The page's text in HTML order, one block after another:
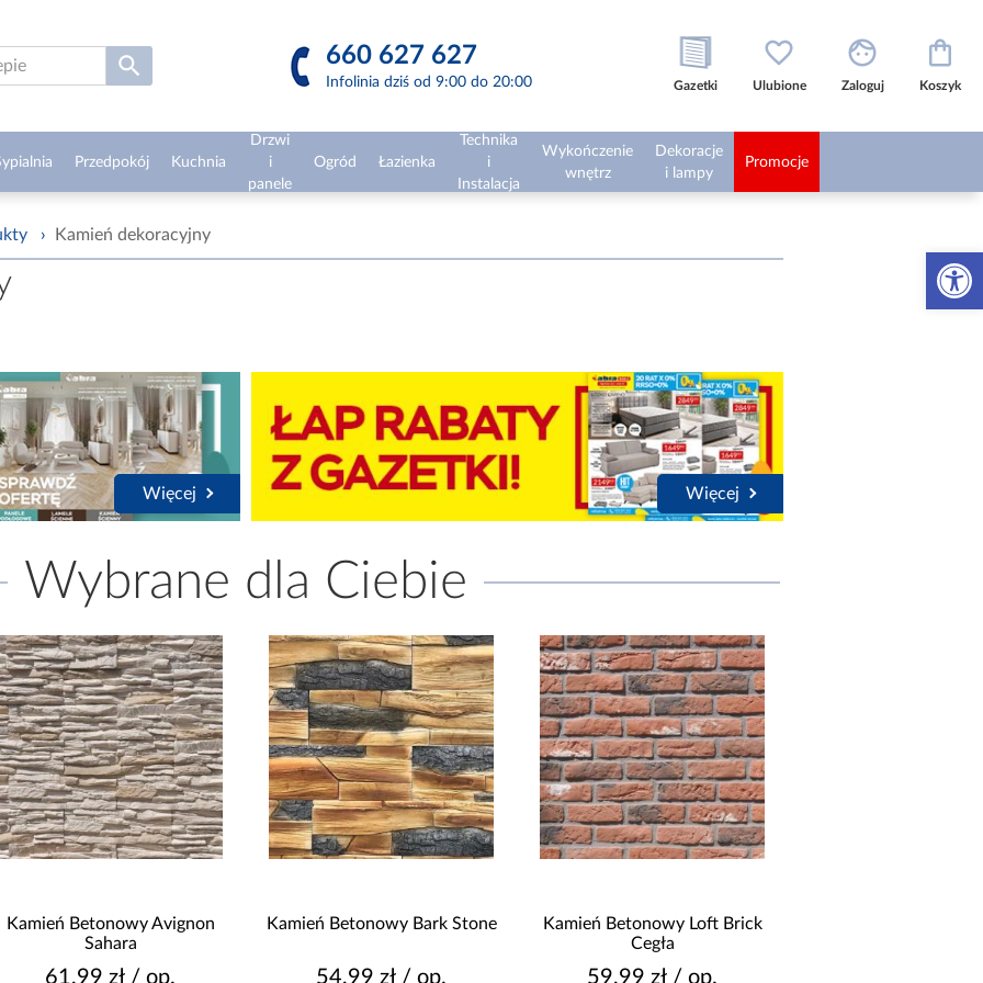
Otwórz
660 627 627
Infolinia dziś od 9:00 do 20:00 Gazetki Ulubione Zaloguj Koszyk
Przedpokój Kuchnia
Drzwi
i
panele
Ogród Łazienka
Technika
i
Instalacja
Wykończenie
wnętrz
Dekoracje
i lampy
Promocje
› Kamień dekoracyjny
Więcej Więcej
Wybrane dla Ciebie
Kamień Betonowy Avignon
Sahara
61,99 zł / op.
Kamień Betonowy Bark Stone
54,99 zł / op.
Kamień Betonowy Loft Brick
Cegła
59,99 zł / op.